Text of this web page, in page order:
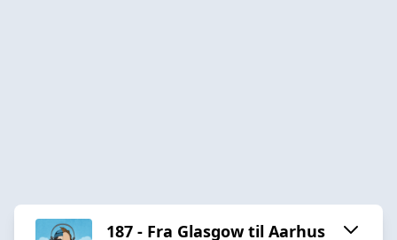
187 - Fra Glasgow til Aarhus